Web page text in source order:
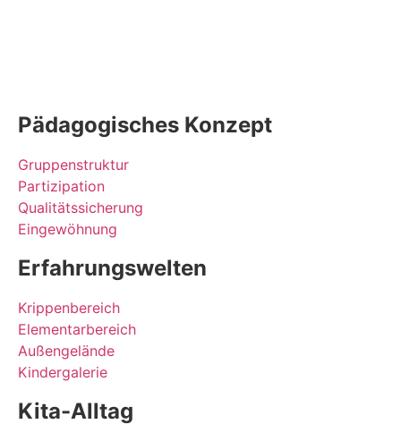
Pädagogisches Konzept
Gruppenstruktur
Partizipation
Qualitätssicherung
Eingewöhnung
Erfahrungswelten
Krippenbereich
Elementarbereich
Außengelände
Kindergalerie
Kita-Alltag